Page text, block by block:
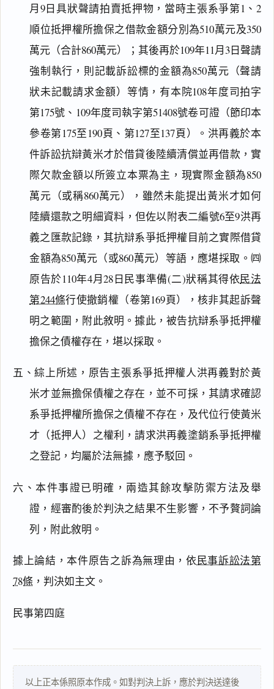
月9日具狀聲請拍賣抵押物，當時主張系爭第1、2
順位抵押權所擔保之借款金額分別為510萬元及350
萬元（合計860萬元）；其後再於109年11月3日聲請
強制執行，則記載訴訟標的金額為850萬元（聲請
狀未記載請求金額）等情，有本院108年度司拍字
第175號、109年度司執字第51408號卷可證（節印本
參卷第175至190頁、第127至137頁）。洪再義於本
件訴訟抗辯黃米才於借貸後陸續清償並再借款，實
際欠款金額以所簽立本票為主，現實際金額為850
萬元（或稱860萬元），雖然未能提出黃米才如何
陸續還款之明細資料，但佐以附表二編號6至9洪再
義之匯款記錄，其抗辯系爭抵押權目前之實際借貸
金額為850萬元（或860萬元）等語，應堪採取。㈣
原告於110年4月28日民事準備(二)狀稱其得依民法
第244條行使撤銷權（卷第169頁），核非其起訴聲
明之範圍，附此敘明。據此，被告抗辯系爭抵押權
擔保之債權存在，堪以採取。
五、綜上所述，原告主張系爭抵押權人洪再義對於黃
米才並無擔保債權之存在，並不可採，其請求確認
系爭抵押權所擔保之債權不存在，及代位行使黃米
才（抵押人）之權利，請求洪再義塗銷系爭抵押權
之登記，均屬於法無據，應予駁回。
六、本件事證已明確，兩造其餘攻擊防禦方法及舉
證，經審酌後於判決之結果不生影響，不予贅詞論
列，附此敘明。
據上論結，本件原告之訴為無理由，依民事訴訟法第
78條 ，判決如主文。
民事第四庭
以上正本係照原本作成。如對判決上訴，應於判決送達後